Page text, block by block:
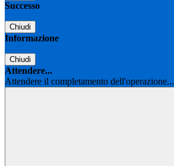
Successo
Chiudi
Informazione
Chiudi
Attendere...
Attendere il completamento dell'operazione...